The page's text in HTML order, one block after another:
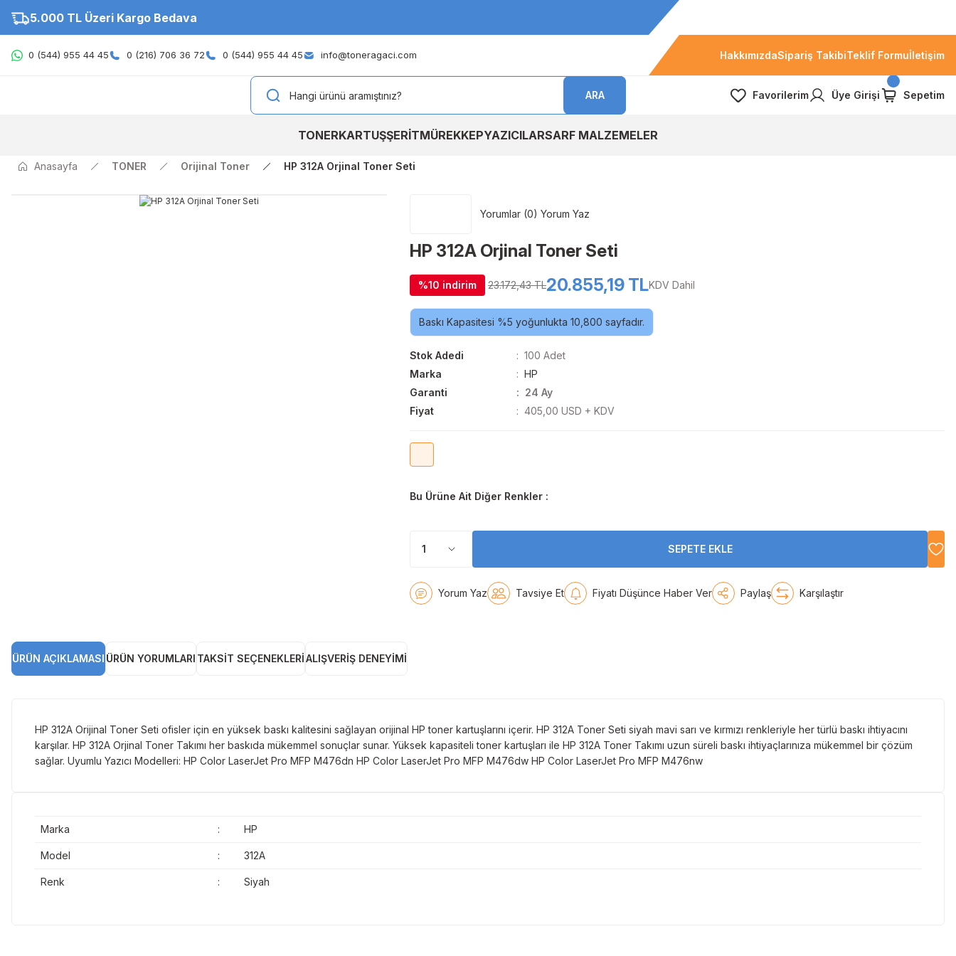
5.000 TL Üzeri Kargo Bedava
0 (544) 955 44 45 0 (216) 706 36 72 0 (544) 955 44 45 info@toneragaci.com HakkımızdaSipariş TakibiTeklif Formuİletişim
ARA Favorilerim Üye Girişi Sepetim
TONERKARTUŞŞERİTMÜREKKEPYAZICILARSARF MALZEMELER
Anasayfa TONER Orijinal Toner HP 312A Orjinal Toner Seti
Yorumlar (0) Yorum Yaz
HP 312A Orjinal Toner Seti
%10 indirim 23.172,43 TL20.855,19 TLKDV Dahil
Baskı Kapasitesi %5 yoğunlukta 10,800 sayfadır.
Stok Adedi
100 Adet
Marka
HP
Garanti
24 Ay
Fiyat
405,00 USD + KDV
Bu Ürüne Ait Diğer Renkler :
SEPETE EKLE
Yorum Yaz Tavsiye Et Fiyatı Düşünce Haber Ver Paylaş Karşılaştır
ÜRÜN AÇIKLAMASI ÜRÜN YORUMLARI TAKSIT SEÇENEKLERIALIŞVERIŞ DENEYIMI
HP 312A Orijinal Toner Seti ofisler için en yüksek baskı kalitesini sağlayan orijinal HP toner kartuşlarını içerir. HP 312A Toner Seti siyah mavi sarı ve kırmızı renkleriyle her türlü baskı ihtiyacını
karşılar. HP 312A Orjinal Toner Takımı her baskıda mükemmel sonuçlar sunar. Yüksek kapasiteli toner kartuşları ile HP 312A Toner Takımı uzun süreli baskı ihtiyaçlarınıza mükemmel bir çözüm
sağlar. Uyumlu Yazıcı Modelleri: HP Color LaserJet Pro MFP M476dn HP Color LaserJet Pro MFP M476dw HP Color LaserJet Pro MFP M476nw
Marka : HP
Model : 312A
Renk : Siyah